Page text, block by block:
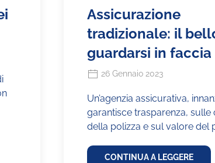
Assicurazione
tradizionale: il
guardarsi in faccia
26 Gennaio 2023
Un’agenzia assicurativa,
garantisce trasparenza, sulle
della polizza e sul valore del
CONTINUA A LEGGERE